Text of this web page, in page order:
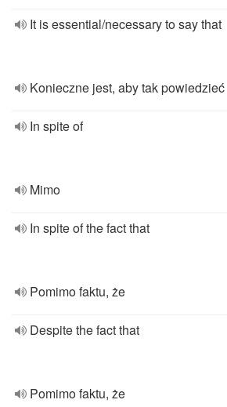
It is essential/necessary to say that
Konieczne jest, aby tak powiedzieć
In spite of
Mimo
In spite of the fact that
Pomimo faktu, że
Despite the fact that
Pomimo faktu, że